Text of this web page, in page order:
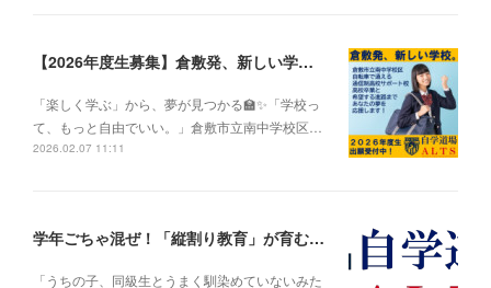
【2026年度生募集】倉敷発、新しい学校。
「楽しく学ぶ」から、夢が見つかる🏫✨「学校っ
て、もっと自由でいい。」倉敷市立南中学校区…
2026.02.07 11:11
学年ごちゃ混ぜ！「縦割り教育」が育む、思いやりと社会性
「うちの子、同級生とうまく馴染めていないみた